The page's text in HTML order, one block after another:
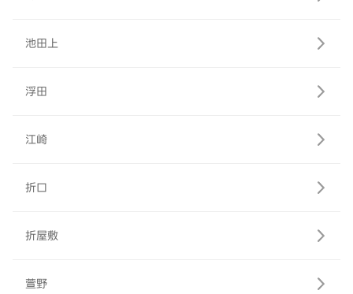
池田上
浮田
江崎
折口
折屋敷
萱野